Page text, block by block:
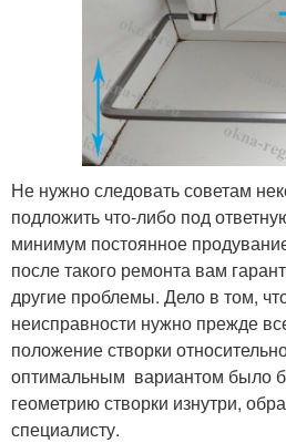
Не нужно следовать советам
подложить что-либо под
минимум постоянное
после такого ремонта вам
другие проблемы. Дело в том,
неисправности нужно прежде
положение створки
оптимальным вариантом было
геометрию створки изнутри,
специалисту.